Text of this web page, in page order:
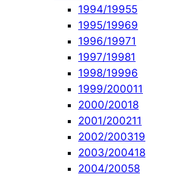
1994/19955
1995/19969
1996/19971
1997/19981
1998/19996
1999/200011
2000/20018
2001/200211
2002/200319
2003/200418
2004/20058